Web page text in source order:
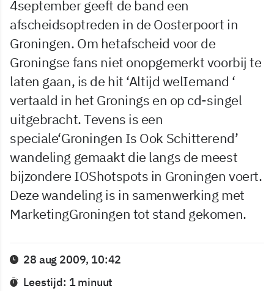
4september geeft de band een
afscheidsoptreden in de Oosterpoort in
Groningen. Om hetafscheid voor de
Groningse fans niet onopgemerkt voorbij te
laten gaan, is de hit ‘Altijd welIemand ‘
vertaald in het Gronings en op cd-singel
uitgebracht. Tevens is een
speciale‘Groningen Is Ook Schitterend’
wandeling gemaakt die langs de meest
bijzondere IOShotspots in Groningen voert.
Deze wandeling is in samenwerking met
MarketingGroningen tot stand gekomen.
28 aug 2009, 10:42
Leestijd: 1 minuut